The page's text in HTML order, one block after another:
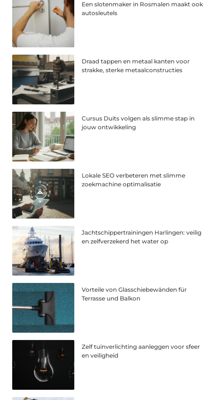
Een slotenmaker in Rosmalen maakt ook
autosleutels
Draad tappen en metaal kanten voor
strakke, sterke metaalconstructies
Cursus Duits volgen als slimme stap in
jouw ontwikkeling
Lokale SEO verbeteren met slimme
zoekmachine optimalisatie
Jachtschippertrainingen Harlingen: veilig
en zelfverzekerd het water op
Vorteile von Glasschiebewänden für
Terrasse und Balkon
Zelf tuinverlichting aanleggen voor sfeer
en veiligheid